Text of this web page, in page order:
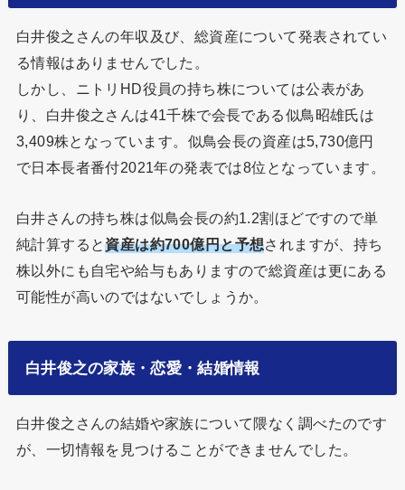
白井俊之さんの年収及び、総資産について発表されてい
る情報はありませんでした。
しかし、ニトリHD役員の持ち株については公表があ
り、白井俊之さんは41千株で会長である似鳥昭雄氏は
3,409株となっています。似鳥会長の資産は5,730億円
で日本長者番付2021年の発表では8位となっています。
白井さんの持ち株は似鳥会長の約1.2割ほどですので単
純計算すると資産は約700億円と予想されますが、持ち
株以外にも自宅や給与もありますので総資産は更にある
可能性が高いのではないでしょうか。
白井俊之の家族・恋愛・結婚情報
白井俊之さんの結婚や家族について隈なく調べたのです
が、一切情報を見つけることができませんでした。